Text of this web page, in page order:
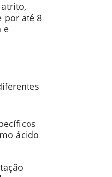
por até 8
e
ácido